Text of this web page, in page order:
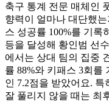
축구 통계 전문 매체인
향력이 얼마나 대단했
스 성공률 100%를 기록
등을 달성해 황인범 선
에서는 상대 팀의 집중
률 88%와 키패스 3회를
인 7.2점을 받았어요.
잘 풀리지 않을 때는 최